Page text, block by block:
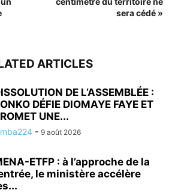
sera cédé »
ARTICLES
DE L’ASSEMBLÉE :
DÉFIE DIOMAYE FAYE ET
UNE...
- 9 août 2026
ETFP : à l’approche de la
le ministère accélère